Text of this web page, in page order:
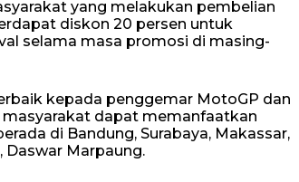
yang melakukan pembelian
diskon 20 persen untuk
selama masa promosi di masing-
kepada penggemar MotoGP dan
dapat memanfaatkan
di Bandung, Surabaya, Makassar,
Daswar Marpaung.